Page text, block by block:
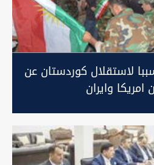
لاستقلال كوردستان عن
امريكا وايران